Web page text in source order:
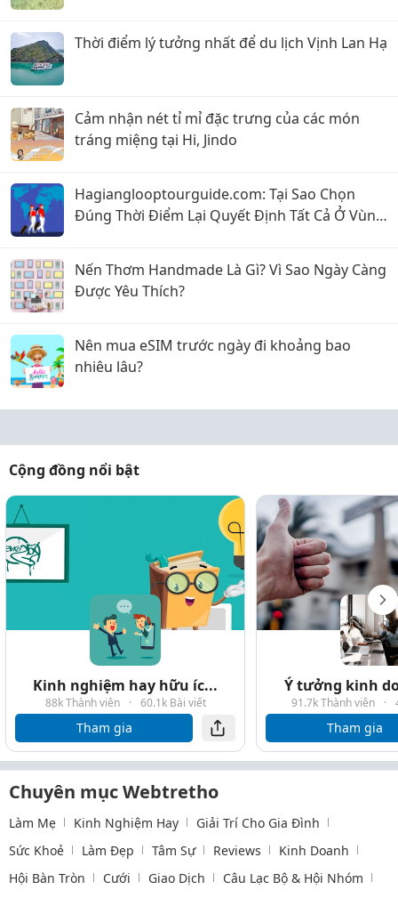
Thời điểm lý tưởng nhất để du lịch Vịnh Lan Hạ
Cảm nhận nét tỉ mỉ đặc trưng của các món
tráng miệng tại Hi, Jindo
Hagianglooptourguide.com: Tại Sao Chọn
Đúng Thời Điểm Lại Quyết Định Tất Cả Ở Vùng
Nến Thơm Handmade Là Gì? Vì Sao Ngày Càng
Được Yêu Thích?
Nên mua eSIM trước ngày đi khoảng bao
nhiêu lâu?
Cộng đồng nổi bật
Kinh nghiệm hay hữu íc...
88k Thành viên · 60.1k Bài viết
Tham gia
Ý tưởng kinh
91.7k Thành viên ·
Tham gia
Chuyên mục Webtretho
Làm Mẹ Kinh Nghiệm Hay
Giải Trí Cho Gia Đình
Sức Khoẻ
Làm Đẹp Tâm Sự Reviews
Kinh Doanh
Hội Bàn Tròn
Cưới Giao Dịch
Câu Lạc Bộ & Hội Nhóm